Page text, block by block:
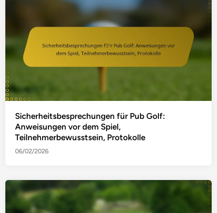
Sicherheitsbesprechungen für Pub Golf:
Anweisungen vor dem Spiel,
Teilnehmerbewusstsein, Protokolle
06/02/2026